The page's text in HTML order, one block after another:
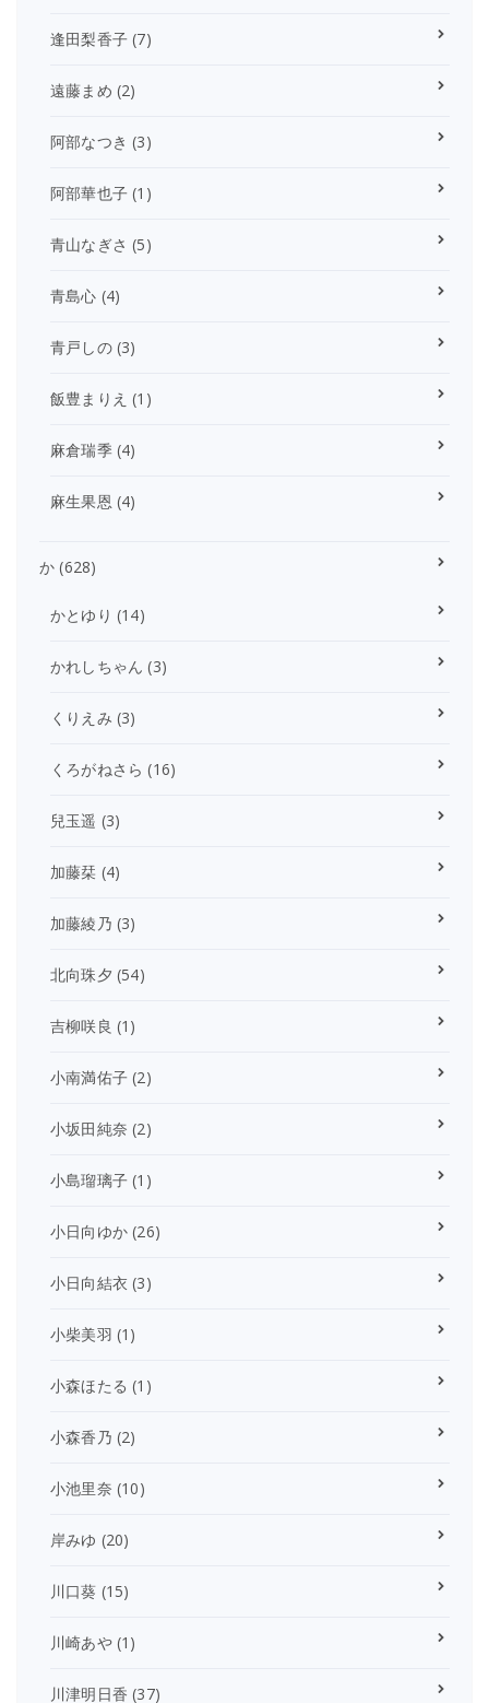
逢田梨香子 (7)
遠藤まめ (2)
阿部なつき (3)
阿部華也子 (1)
青山なぎさ (5)
青島心 (4)
青戸しの(3)
飯豊まりえ (1)
麻倉瑞季(4)
麻生果恩 (4)
か (628)
かとゆり (14)
かれしちゃん (3)
くりえみ (3)
くろがねさら (16)
兒玉遥 (3)
加藤栞 (4)
加藤綾乃 (3)
北向珠夕 (54)
吉柳咲良 (1)
小南満佑子 (2)
小坂田純奈 (2)
小島瑠璃子 (1)
小日向ゆか (26)
小日向結衣 (3)
小柴美羽 (1)
小森ほたる (1)
小森香乃 (2)
小池里奈 (10)
岸みゆ (20)
川口葵 (15)
川崎あや(1)
川津明日香 (37)